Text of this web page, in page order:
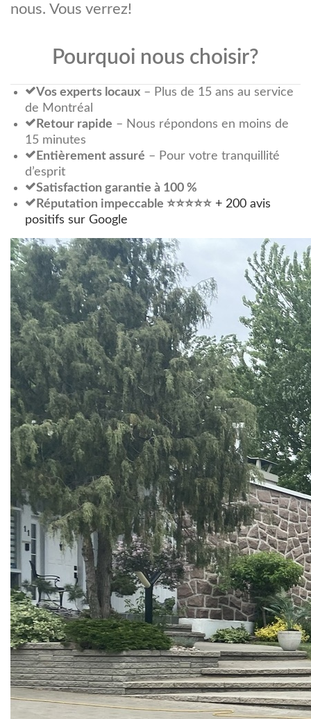
nous. Vous verrez!
Pourquoi nous choisir?
Vos experts locaux – Plus de 15 ans au service
de Montréal
Retour rapide – Nous répondons en moins de
15 minutes
Entièrement assuré – Pour votre tranquillité
d’esprit
Satisfaction garantie à 100 %
Réputation impeccable ⭐️⭐️⭐️⭐️⭐️ + 200 avis
positifs sur Google